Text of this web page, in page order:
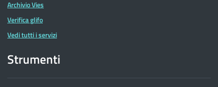
Archivio Vies
Verifica glifo
Vedi tutti i servizi
Strumenti